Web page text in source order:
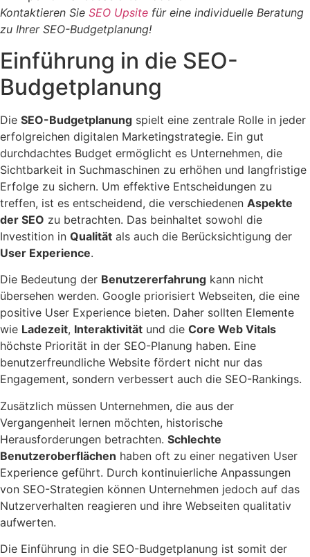
Kontaktieren Sie SEO Upsite für eine individuelle Beratung
zu Ihrer SEO-Budgetplanung!
Einführung in die SEO-
Budgetplanung
Die SEO-Budgetplanung spielt eine zentrale Rolle in jeder
erfolgreichen digitalen Marketingstrategie. Ein gut
durchdachtes Budget ermöglicht es Unternehmen, die
Sichtbarkeit in Suchmaschinen zu erhöhen und langfristige
Erfolge zu sichern. Um effektive Entscheidungen zu
treffen, ist es entscheidend, die verschiedenen Aspekte
der SEO zu betrachten. Das beinhaltet sowohl die
Investition in Qualität als auch die Berücksichtigung der
User Experience.
Die Bedeutung der Benutzererfahrung kann nicht
übersehen werden. Google priorisiert Webseiten, die eine
positive User Experience bieten. Daher sollten Elemente
wie Ladezeit, Interaktivität und die Core Web Vitals
höchste Priorität in der SEO-Planung haben. Eine
benutzerfreundliche Website fördert nicht nur das
Engagement, sondern verbessert auch die SEO-Rankings.
Zusätzlich müssen Unternehmen, die aus der
Vergangenheit lernen möchten, historische
Herausforderungen betrachten. Schlechte
Benutzeroberflächen haben oft zu einer negativen User
Experience geführt. Durch kontinuierliche Anpassungen
von SEO-Strategien können Unternehmen jedoch auf das
Nutzerverhalten reagieren und ihre Webseiten qualitativ
aufwerten.
Die Einführung in die SEO-Budgetplanung ist somit der